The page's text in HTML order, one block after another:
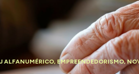
ALFANUMÉRICO, EMPREENDEDORISMO,